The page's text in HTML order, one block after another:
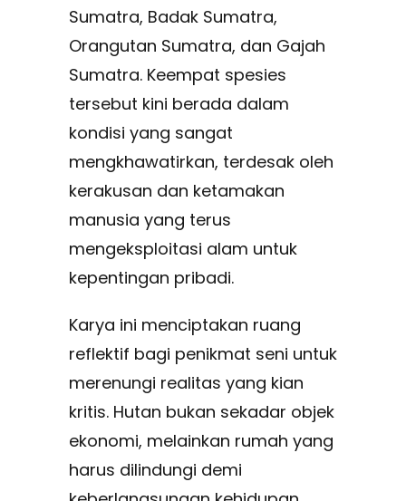
Sumatra, Badak Sumatra,
Orangutan Sumatra, dan Gajah
Sumatra. Keempat spesies
tersebut kini berada dalam
kondisi yang sangat
mengkhawatirkan, terdesak oleh
kerakusan dan ketamakan
manusia yang terus
mengeksploitasi alam untuk
kepentingan pribadi.
Karya ini menciptakan ruang
reflektif bagi penikmat seni untuk
merenungi realitas yang kian
kritis. Hutan bukan sekadar objek
ekonomi, melainkan rumah yang
harus dilindungi demi